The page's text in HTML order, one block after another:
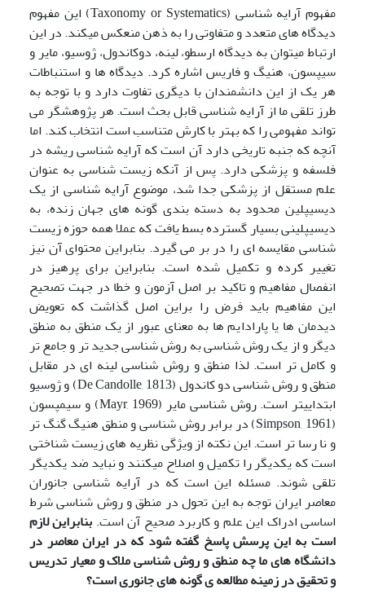
مفهوم آرایه شناسی (Taxonomy or Systematics) این مفهوم
دیدگاه های متعدد و متفاوتی را به ذهن منعکس می‍کند. در این
ارتباط میتوان به دیدگاه ارسطو، لینه، دوکاندول، ژوسیو، مایر و
سیپسون، هنیگ و فاریس اشاره کرد. دیدگاه ها و استنباطات
هر یک از این دانشمندان با دیگری تفاوت دارد و با توجه به
طرز تلقی ما از آرایه شناسی قابل بحث است. هر پژوهشگر می
تواند مفهومی را که بهتر با کارش متناسب است انتخاب کند. اما
آنچه که جنبه تاریخی دارد آن است که آرایه شناسی ریشه در
فلسفه و پزشکی دارد. پس از آنکه زیست شناسی به عنوان
علم مستقل از پزشکی جدا شد، موضوع آرایه شناسی از یک
دیسیپلین محدود به دسته بندی گونه های جهان زنده، به
دیسیپلینی بسیار گسترده بسط یافت که عملا همه حوزه زیست
شناسی مقایسه ای را در بر می گیرد. بنابراین محتوای آن نیز
تغییر کرده و تکمیل شده است. بنابراین برای پرهیز در
انفصال مفاهیم و تاکید بر اصل آزمون و خطا در جهت تصحیح
این مفاهیم باید فرض را براین اصل گذاشت که تعویض
دیدمان ها یا پارادایم ها به معنای عبور از یک منطق به منطق
دیگر و از یک روش شناسی به روش شناسی جدید تر و جامع تر
و کامل تر است. لذا منطق و روش شناسی لینه ای در مقابل
منطق و روش شناسی دو کاندول (De Candolle, 1813) و ژوسیو
ابتدایی‍تر است. روش شناسی مایر (Mayr, 1969) و سیمپسون
(Simpson, 1961) در برابر روش شناسی و منطق هنیگ گنگ تر
و نا رسا تر است. این نکته از ویژگی نظریه های زیست شناختی
است که یکدیگر را تکمیل و اصلاح می‍کنند و نباید ضد یکدیگر
تلقی شوند. مسئله این است که در آرایه شناسی جانوران
معاصر ایران توجه به این تحول در منطق و روش شناسی شرط
اساسی ادراک این علم و کاربرد صحیح آن است. بنابراین لازم
است به این پرسش پاسخ گفته شود که در ایران معاصر در
دانشگاه های ما چه منطق و روش شناسی ملاک و معیار تدریس
و تحقیق در زمینه مطالعه ی گونه های جانوری است؟